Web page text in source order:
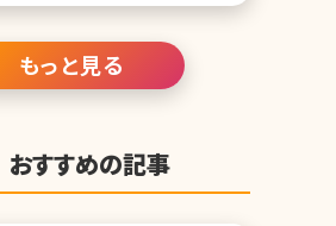
人離れした彫りの深い顔立ち、ソース
顔と言われる、濃い顔の男性芸能人
を、ずらっとご紹介していきましょう。 第
1位北村一輝 この
もっと見る
おすすめの記事